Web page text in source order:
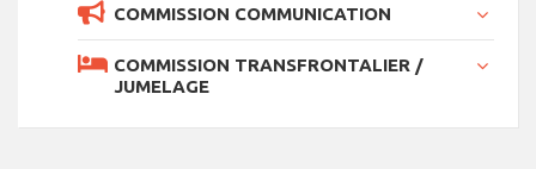
COMMISSION COMMUNICATION
COMMISSION TRANSFRONTALIER /
JUMELAGE